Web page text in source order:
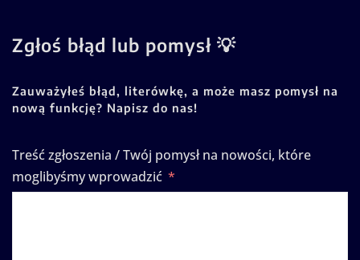
Zgłoś błąd lub pomysł 💡
Zauważyłeś błąd, literówkę, a może masz pomysł na
nową funkcję? Napisz do nas!
Treść zgłoszenia / Twój pomysł na nowości, które
moglibyśmy wprowadzić